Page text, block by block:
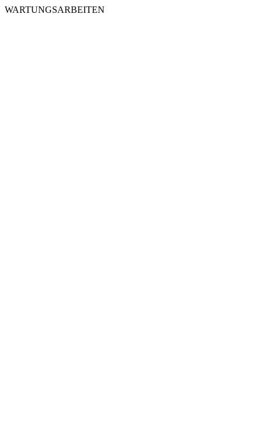
WARTUNGSARBEITEN